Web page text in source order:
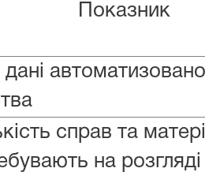
Показник
дані
справ та
на розгляді